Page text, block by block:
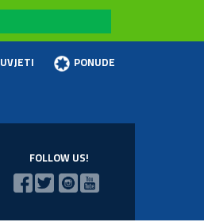
UVJETI PONUDE
FOLLOW US!